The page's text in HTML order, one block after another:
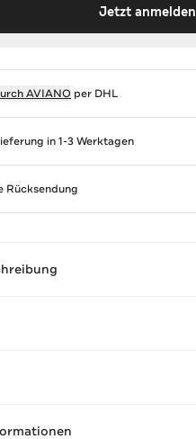
Jetzt anmelden
AVIANO per DHL
in 1-3 Werktagen
Rücksendung